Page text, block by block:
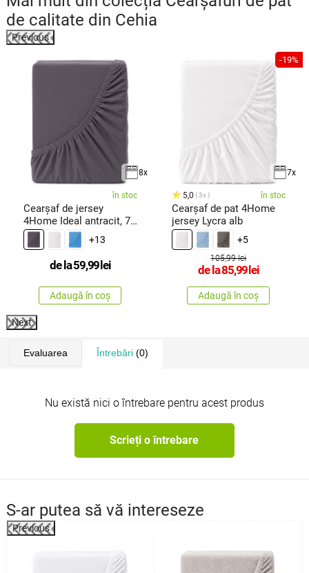
de calitate din Cehia
Previous
8x
în stoc
Cearșaf de jersey
4Home Ideal antracit, 70
x 140
+13
de la59,99 lei
Adaugă în coș
-19%
7x
5,0 3x în stoc
Cearșaf de pat 4Home
jersey Lycra alb
+5
105,99 lei
de la85,99 lei
Adaugă în coș
Next
Evaluarea Întrebări(0)
Nu există nici o întrebare pentru acest produs
Scrieți o întrebare
S-ar putea să vă intereseze
Previous